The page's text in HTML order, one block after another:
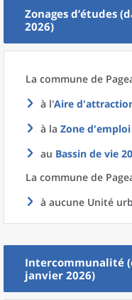
Zonages d’études
2026)
La commune de
à l'Aire
à la Zone d'emploi
au Bassin de vie
La commune de
à aucune Unité
Intercommunalité
janvier 2026)